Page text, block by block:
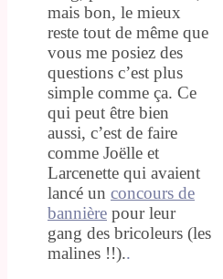
mais bon, le mieux
reste tout de même que
vous me posiez des
questions c’est plus
simple comme ça. Ce
qui peut être bien
aussi, c’est de faire
comme Joëlle et
Larcenette qui avaient
lancé un concours de
bannière pour leur
gang des bricoleurs (les
malines !!)..